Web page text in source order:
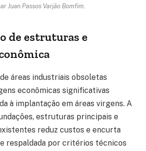
Juan Passos Varjão Bomfim.
de estruturas e
áreas industriais obsoletas
econômicas significativas
à implantação em áreas virgens. A
estruturas principais e
reduz custos e encurta
respaldada por critérios técnicos